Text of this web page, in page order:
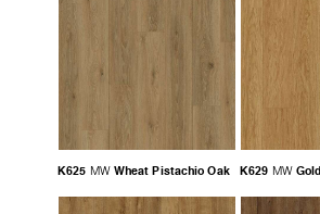
K625 MW Wheat Pistachio Oak K629 MW